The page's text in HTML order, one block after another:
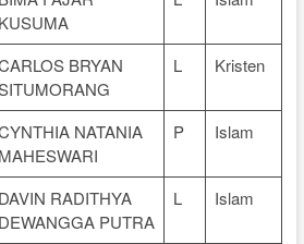
KUSUMA
BRYAN
L Kristen
NATANIA
MAHESWARI
P Islam
DAVIN RADITHYA
DEWANGGA PUTRA
L Islam